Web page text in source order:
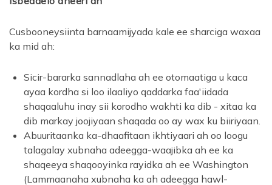
Cusbooneysiinta barnaamijyada kale ee sharciga waxaa
ka mid ah:
Sicir-bararka sannadlaha ah ee otomaatiga u kaca
ayaa kordha si loo ilaaliyo qaddarka faa'iidada
shaqaaluhu inay sii korodho wakhti ka dib - xitaa ka
dib markay joojiyaan shaqada oo ay wax ku biiriyaan.
Abuuritaanka ka-dhaafitaan ikhtiyaari ah oo loogu
talagalay xubnaha adeegga-waajibka ah ee ka
shaqeeya shaqooyinka rayidka ah ee Washington
(Lammaanaha xubnaha ka ah adeegga hawl-